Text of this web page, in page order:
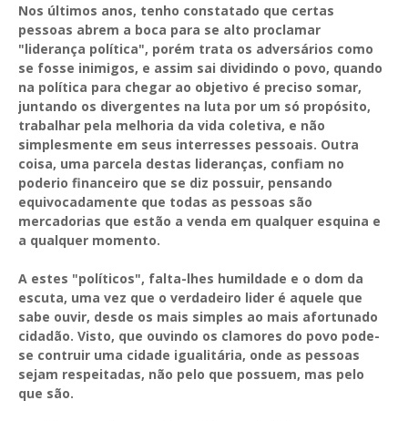
Nos últimos anos, tenho constatado que certas
pessoas abrem a boca para se alto proclamar
"liderança política", porém trata os adversários como
se fosse inimigos, e assim sai dividindo o povo, quando
na política para chegar ao objetivo é preciso somar,
juntando os divergentes na luta por um só propósito,
trabalhar pela melhoria da vida coletiva, e não
simplesmente em seus interresses pessoais. Outra
coisa, uma parcela destas lideranças, confiam no
poderio financeiro que se diz possuir, pensando
equivocadamente que todas as pessoas são
mercadorias que estão a venda em qualquer esquina e
a qualquer momento.
A estes "políticos", falta-lhes humildade e o dom da
escuta, uma vez que o verdadeiro lider é aquele que
sabe ouvir, desde os mais simples ao mais afortunado
cidadão. Visto, que ouvindo os clamores do povo pode-
se contruir uma cidade igualitária, onde as pessoas
sejam respeitadas, não pelo que possuem, mas pelo
que são.